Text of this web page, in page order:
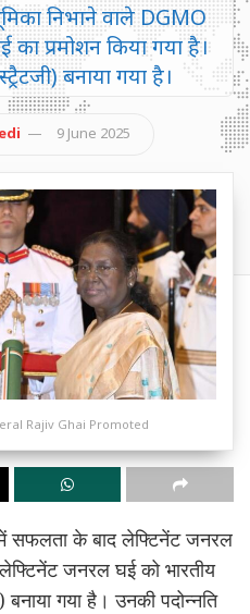
निभाने वाले DGMO
प्रमोशन किया गया है।
बनाया गया है।
9 June 2025
Rajiv Ghai Promoted
सफलता के बाद लेफ्टिनेंट जनरल
जनरल घई को भारतीय
गया है। उनकी पदोन्नति